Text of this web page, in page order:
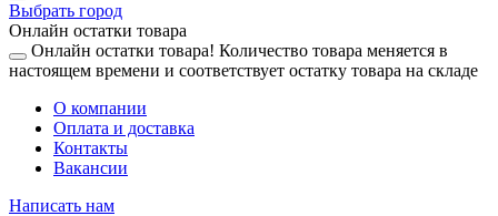
Выбрать город
Онлайн остатки товара
Онлайн остатки товара! Количество товара меняется в
настоящем времени и соответствует остатку товара на складе
О компании
Оплата и доставка
Контакты
Вакансии
Написать нам